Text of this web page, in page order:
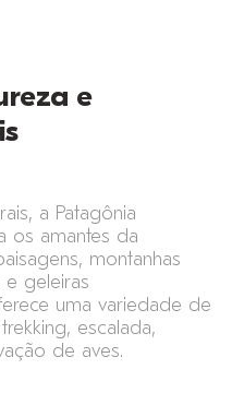
e
a Patagônia
os amantes da
montanhas
e geleiras
uma variedade de
escalada,
de aves.